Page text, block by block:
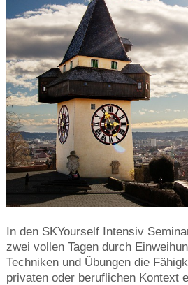
In den SKYourself Intensiv
zwei vollen Tagen durch
Techniken und Übungen die
privaten oder beruflichen Kontext